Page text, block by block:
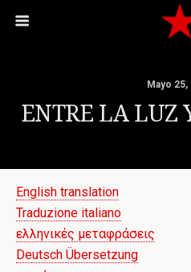
Mayo 25,
ENTRE LA LUZ
English translation
Traduzione italiano
ελληνικές μεταφράσεις
Deutsch Übersetzung